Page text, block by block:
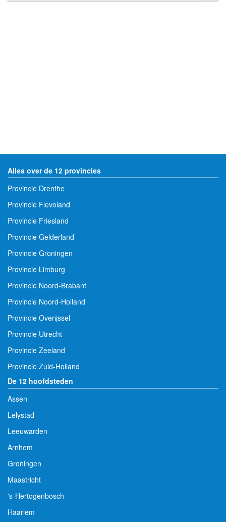
Alles over de 12 provincies
Provincie Drenthe
Provincie Flevoland
Provincie Friesland
Provincie Gelderland
Provincie Groningen
Provincie Limburg
Provincie Noord-Brabant
Provincie Noord-Holland
Provincie Overijssel
Provincie Utrecht
Provincie Zeeland
Provincie Zuid-Holland
De 12 hoofdsteden
Assen
Lelystad
Leeuwarden
Arnhem
Groningen
Maastricht
's-Hertogenbosch
Haarlem